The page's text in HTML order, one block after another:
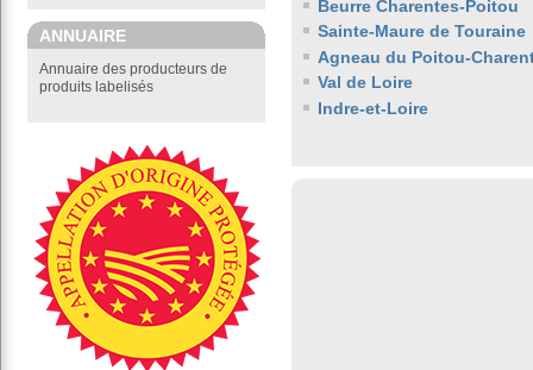
ANNUAIRE
Annuaire des producteurs de
produits labelisés
Beurre Charentes-Poitou
Sainte-Maure de Touraine
Agneau du Poitou-
Val de Loire
Indre-et-Loire